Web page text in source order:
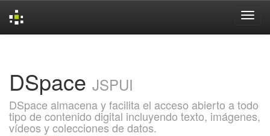
DSpace JSPUI
DSpace almacena y facilita el acceso abierto a todo
tipo de contenido digital incluyendo texto, imágenes,
vídeos y colecciones de datos.